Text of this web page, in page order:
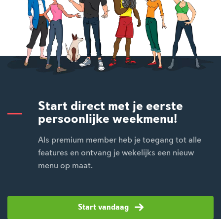
Start direct met je eerste
persoonlijke weekmenu!
Als premium member heb je toegang tot alle
features en ontvang je wekelijks een nieuw
menu op maat.
Start vandaag